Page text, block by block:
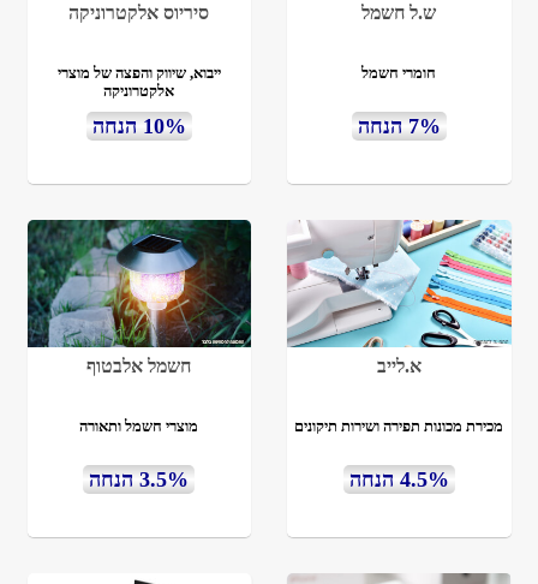
ש.ל חשמל
חומרי חשמל
7% הנחה
סיריוס אלקטרוניקה
ייבוא, שיווק והפצה של מוצרי
אלקטרוניקה
10% הנחה
א.לייב
מכירת מכונות תפירה ושירות תיקונים
4.5% הנחה
חשמל אלבטוף
מוצרי חשמל ותאורה
3.5% הנחה